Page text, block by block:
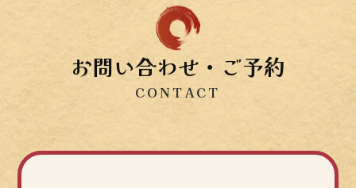
お問い合わせ・ご予約
CONTACT